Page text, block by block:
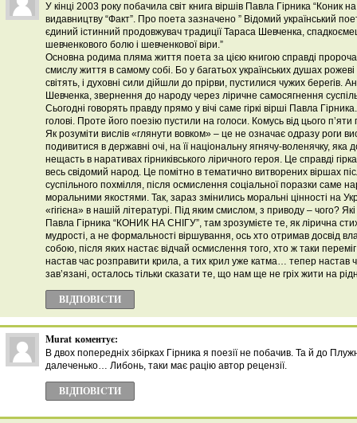
У кінці 2003 року побачила світ книга віршів Павла Гірника “Коник на
видавництву “Факт”. Про поета зазначено ” Відомий український
єдиний істинний продовжувач традиції Тараса Шевченка,
шевченкового болю і шевченкової віри.”
Основна родима пляма життя поета за цією книгою справді
смислу життя в самому собі. Бо у багатьох українських душах
світять, і духовні сили дійшли до прірви, пустилися чужих берегів.
Шевченка, звернення до народу через ліричне самосягнення
Сьогодні говорять правду прямо у вічі саме гіркі вірші Павла
голові. Проте його поезію пустили на голоси. Комусь від цього
Як розуміти вислів «глянути вовком» – це не означає одразу роги
подивитися в державні очі, на її національну ягнячу-воленячку, яка
нещасть в наративах гірниківського ліричного героя. Це справді
весь свідомий народ. Це помітно в тематично витворених віршах
суспільного похмілля, після осмислення соціальної поразки саме
моральними якостями. Так, зараз змінились моральні цінності на
«гігієна» в нашій літературі. Під яким смислом, з приводу – чого?
Павла Гірника “КОНИК НА СНІГУ”, там зрозумієте те, як лірична
мудрості, а не формальності віршування, ось хто отримав досвід
собою, після яких настає відчай осмислення того, хто ж таки
настав час розправити крила, а тих крил уже катма… тепер настав
зав’язані, осталось тільки сказати те, що нам ще не гріх жити на
ВІДПОВІCТИ
Murat коментує:
В двох попередніх збірках Гірника я поезії не побачив. Та й до
далеченько… Либонь, таки має рацію автор рецензії.
ВІДПОВІCТИ